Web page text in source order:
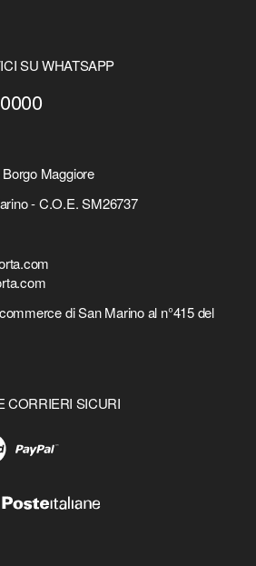
SU WHATSAPP
Maggiore
- C.O.E. SM26737
di San Marino al n°415 del
CORRIERI SICURI